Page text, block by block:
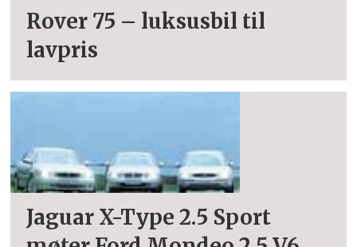
Rover 75 – luksusbil til
lavpris
Jaguar X-Type 2.5 Sport